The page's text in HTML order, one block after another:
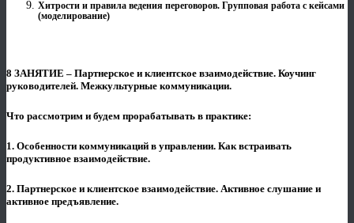
Хитрости и правила ведения переговоров. Групповая работа с кейсами
(моделирование)
8 ЗАНЯТИЕ – Партнерское и клиентское взаимодействие. Коучинг
руководителей. Межкультурные коммуникации.
Что рассмотрим и будем прорабатывать в практике:
1. Особенности коммуникаций в управлении. Как встраивать
продуктивное взаимодействие.
2. Партнерское и клиентское взаимодействие. Активное слушание и
активное предъявление.